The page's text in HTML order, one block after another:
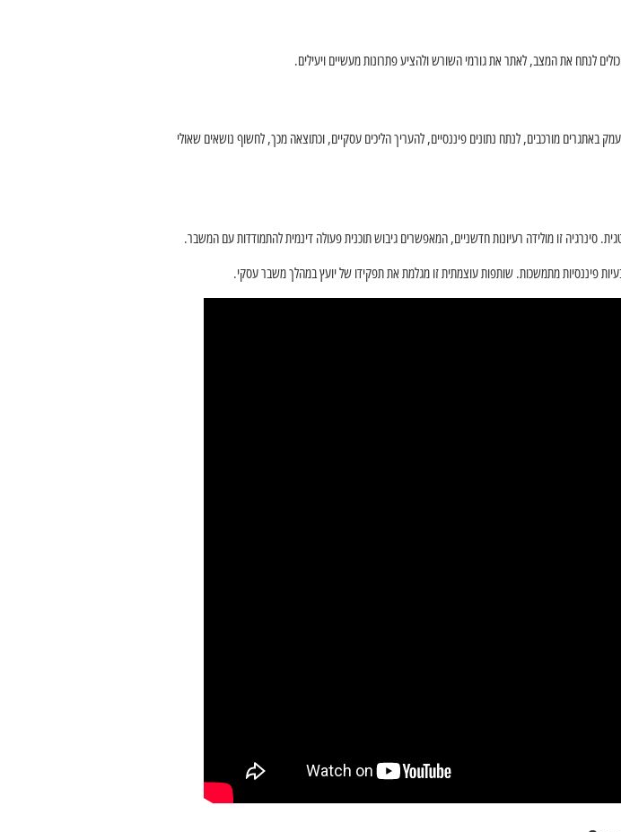
לנתח את המצב, לאתר את גורמי השורש ולהציע פתרונות מעשיים ויעילים.
באתגרים מורכבים, לנתח נתונים פיננסיים, להעריך הליכים עסקיים, וכתוצאה מכך, לחשוף נושאים שאולי
זו מולידה רעיונות חדשניים, המאפשרים גיבוש תוכנית פעולה דינמית להתמודדות עם המשבר.
פיננסיות מתמשכות. שותפות עוצמתית זו מגלמת את תפקידו של יועץ במהלך משבר עסקי.